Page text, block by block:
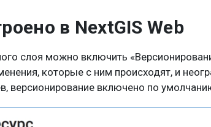
в NextGIS Web
слоя можно включить
которые с ним происходят, и
версионирование включено по